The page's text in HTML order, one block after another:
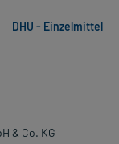
DHU - Einzelmittel
& Co. KG